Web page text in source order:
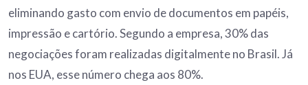
eliminando gasto com envio de documentos em papéis,
impressão e cartório. Segundo a empresa, 30% das
negociações foram realizadas digitalmente no Brasil. Já
nos EUA, esse número chega aos 80%.